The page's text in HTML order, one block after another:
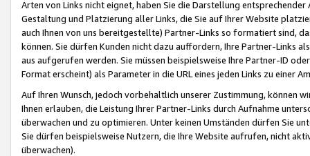
Arten von Links nicht eignet, haben Sie die Darstellung
Gestaltung und Platzierung aller Links, die Sie auf Ihrer Website
auch Ihnen von uns bereitgestellte) Partner-Links so formatiert sind,
können. Sie dürfen Kunden nicht dazu auffordern, Ihre Partner-Links
aus aufgerufen werden. Sie müssen beispielsweise Ihre Partner-ID
Format erscheint) als Parameter in die URL eines jeden Links zu einer
Auf Ihren Wunsch, jedoch vorbehaltlich unserer Zustimmung, können
Ihnen erlauben, die Leistung Ihrer Partner-Links durch Aufnahme
überwachen und zu optimieren. Unter keinen Umständen dürfen Sie
Sie dürfen beispielsweise Nutzern, die Ihre Website aufrufen, nicht
überwachen).